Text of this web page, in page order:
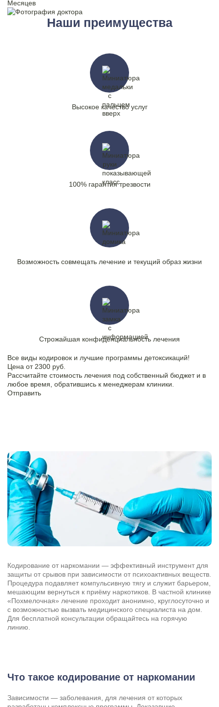
Месяцев
Наши преимущества
Высокое качество услуг
100% гарантия трезвости
Возможность совмещать лечение и текущий образ жизни
Строжайшая конфиденциальность лечения
Все виды кодировок и лучшие программы детоксикаций!
Цена от 2300 руб.
Рассчитайте стоимость лечения под собственный бюджет и в
любое время, обратившись к менеджерам клиники.
Отправить
Кодирование от наркомании — эффективный инструмент для
защиты от срывов при зависимости от психоактивных веществ.
Процедура подавляет компульсивную тягу и служит барьером,
мешающим вернуться к приёму наркотиков. В частной клинике
«Похмелочная» лечение проходит анонимно, круглосуточно и
с возможностью вызвать медицинского специалиста на дом.
Для бесплатной консультации обращайтесь на горячую
линию.
Что такое кодирование от наркомании
Зависимости — заболевания, для лечения от которых